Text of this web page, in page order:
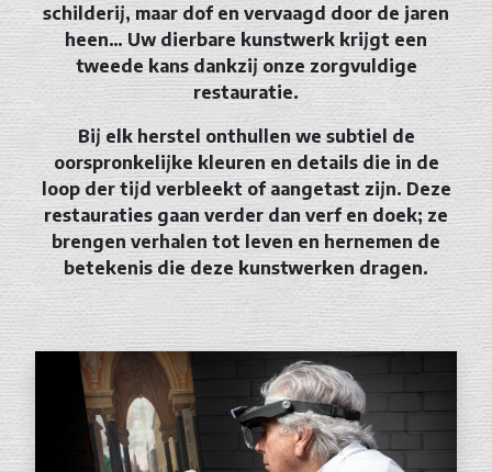
schilderij, maar dof en vervaagd door de jaren
heen… Uw dierbare kunstwerk krijgt een
tweede kans dankzij onze zorgvuldige
restauratie.
Bij elk herstel onthullen we subtiel de
oorspronkelijke kleuren en details die in de
loop der tijd verbleekt of aangetast zijn. Deze
restauraties gaan verder dan verf en doek; ze
brengen verhalen tot leven en hernemen de
betekenis die deze kunstwerken dragen.